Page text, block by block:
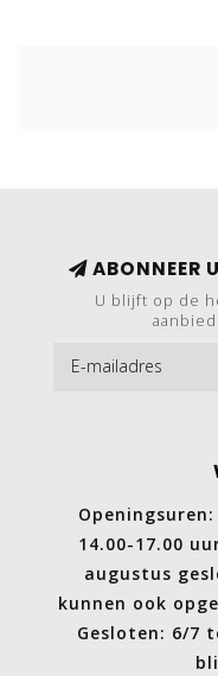
ABONNEER
U blijft op de
14.00-17.00
augustus
kunnen ook
Gesloten: 6/7